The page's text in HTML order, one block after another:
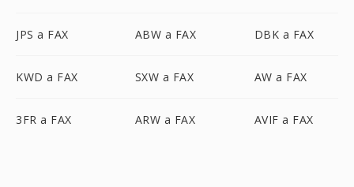
JPS a FAX ABW a FAX DBK a FAX
KWD a FAX SXW a FAX AW a FAX
3FR a FAX ARW a FAX AVIF a FAX